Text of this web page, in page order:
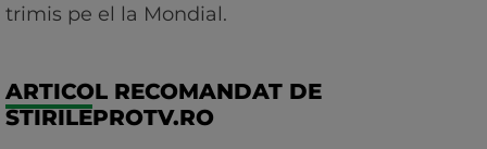
trimis pe el la Mondial.
ARTICOL RECOMANDAT DE
STIRILEPROTV.RO